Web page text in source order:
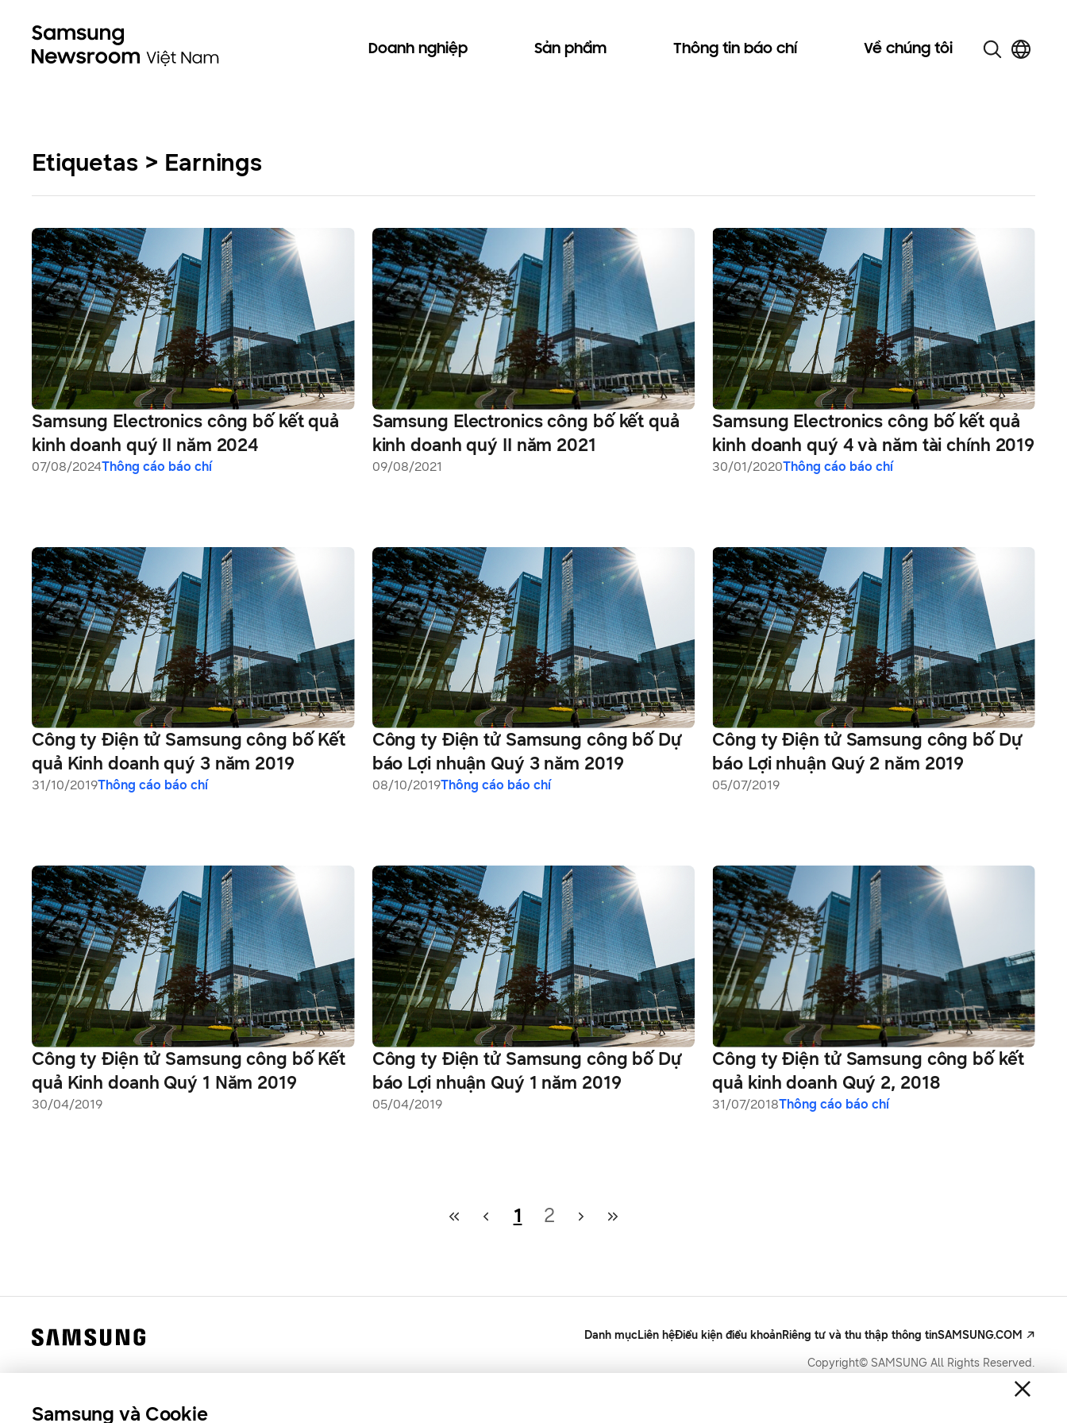
Doanh nghiệp Sản phẩm Thông tin báo chí Về chúng tôi
Etiquetas > Earnings
Samsung Electronics công bố kết quả
kinh doanh quý II năm 2024
07/08/2024Thông cáo báo chí
Samsung Electronics công bố kết quả
kinh doanh quý II năm 2021
09/08/2021
Samsung Electronics công bố kết quả
kinh doanh quý 4 và năm tài chính 2019
30/01/2020Thông cáo báo chí
Công ty Điện tử Samsung công bố Kết
quả Kinh doanh quý 3 năm 2019
31/10/2019Thông cáo báo chí
Công ty Điện tử Samsung công bố Dự
báo Lợi nhuận Quý 3 năm 2019
08/10/2019Thông cáo báo chí
Công ty Điện tử Samsung công bố Dự
báo Lợi nhuận Quý 2 năm 2019
05/07/2019
Công ty Điện tử Samsung công bố Kết
quả Kinh doanh Quý 1 Năm 2019
30/04/2019
Công ty Điện tử Samsung công bố Dự
báo Lợi nhuận Quý 1 năm 2019
05/04/2019
Công ty Điện tử Samsung công bố kết
quả kinh doanh Quý 2, 2018
31/07/2018Thông cáo báo chí
1 2
Danh mụcLiên hệĐiều kiện điều khoảnRiêng tư và thu thập thông tinSAMSUNG.COM
Copyright© SAMSUNG All Rights Reserved.
Samsung Việt Nam Samsung Xin chào
Samsung và Cookie